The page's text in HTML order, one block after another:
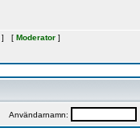
] [ Moderator ]
Användarnamn: